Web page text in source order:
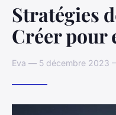
Stratégies
Créer pour
Eva — 5 décembre 2023